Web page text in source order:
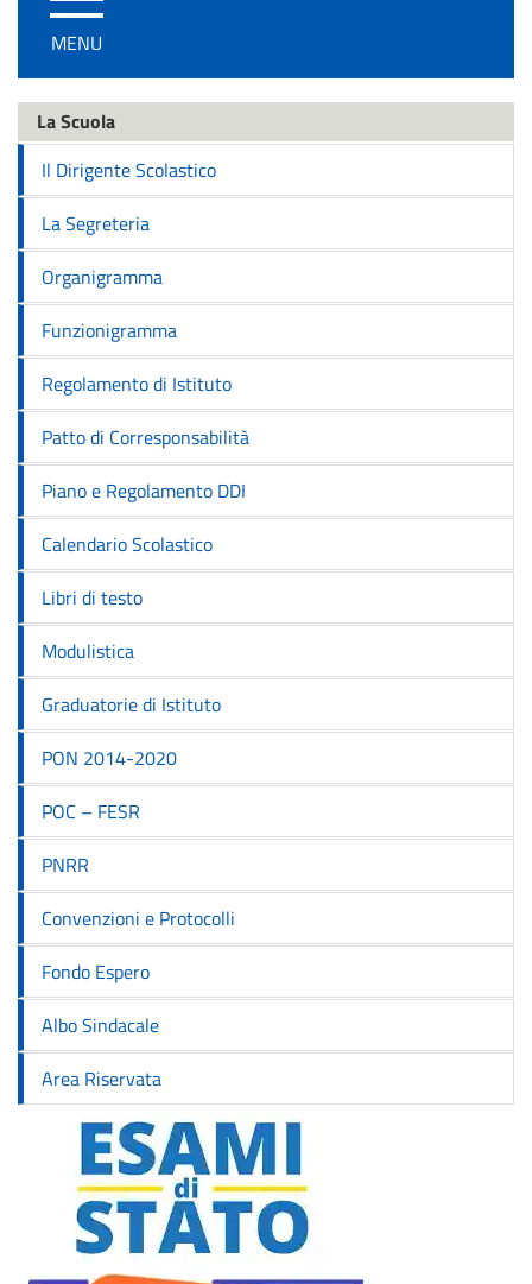
/
disattiva
navigazione
MENU
La Scuola
Il Dirigente Scolastico
La Segreteria
Organigramma
Funzionigramma
Regolamento di Istituto
Patto di Corresponsabilità
Piano e Regolamento DDI
Calendario Scolastico
Libri di testo
Modulistica
Graduatorie di Istituto
PON 2014-2020
POC – FESR
PNRR
Convenzioni e Protocolli
Fondo Espero
Albo Sindacale
Area Riservata